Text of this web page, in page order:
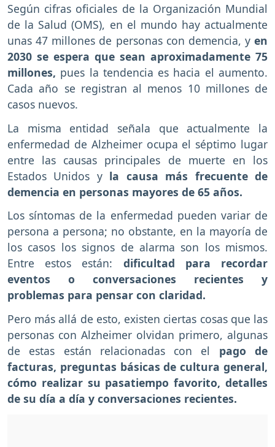
Según cifras oficiales de la Organización Mundial
de la Salud (OMS), en el mundo hay actualmente
unas 47 millones de personas con demencia, y en
2030 se espera que sean aproximadamente 75
millones, pues la tendencia es hacia el aumento.
Cada año se registran al menos 10 millones de
casos nuevos.
La misma entidad señala que actualmente la
enfermedad de Alzheimer ocupa el séptimo lugar
entre las causas principales de muerte en los
Estados Unidos yla causa más frecuente de
demencia en personas mayores de 65 años.
Los síntomas de la enfermedad pueden variar de
persona a persona; no obstante, en la mayoría de
los casos los signos de alarma son los mismos.
Entre estos están: dificultad para recordar
eventos o conversaciones recientes y
problemas para pensar con claridad.
Pero más allá de esto, existen ciertas cosas que las
personas con Alzheimer olvidan primero, algunas
de estas están relacionadas con el
pago de
facturas, preguntas básicas de cultura general,
cómo realizar su pasatiempo favorito, detalles
de su día a día y conversaciones recientes.